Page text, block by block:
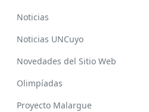
Noticias
Noticias UNCuyo
Novedades del Sitio Web
Olimpíadas
Proyecto Malargue